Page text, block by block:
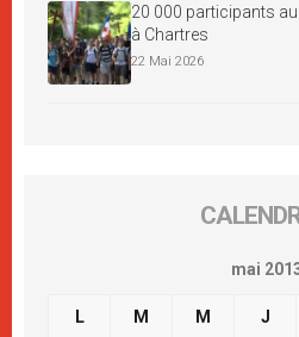
20 000 participants
à Chartres
22 Mai 2026
mai
L M M J